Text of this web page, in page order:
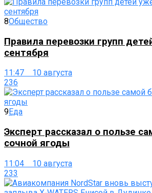
8Общество
Правила перевозки групп
сентября
11:47 10 августа
236
9Еда
Эксперт рассказал о пользе
сочной ягоды
11:04 10 августа
233